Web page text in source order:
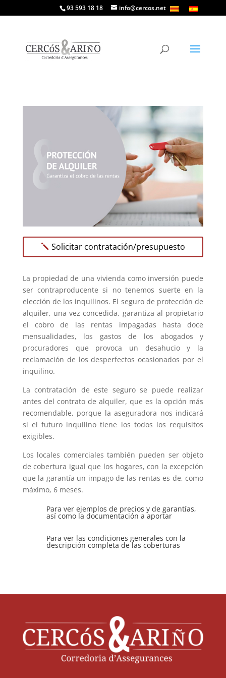
93 593 18 18 info@cercos.net
Protección alquiler
Solicitar contratación/presupuesto
La propiedad de una vivienda como inversión puede
ser contraproducente si no tenemos suerte en la
elección de los inquilinos. El seguro de protección de
alquiler, una vez concedida, garantiza al propietario
el cobro de las rentas impagadas hasta doce
mensualidades, los gastos de los abogados y
procuradores que provoca un desahucio y la
reclamación de los desperfectos ocasionados por el
inquilino.
La contratación de este seguro se puede realizar
antes del contrato de alquiler, que es la opción más
recomendable, porque la aseguradora nos indicará
si el futuro inquilino tiene los todos los requisitos
exigibles.
Los locales comerciales también pueden ser objeto
de cobertura igual que los hogares, con la excepción
que la garantía un impago de las rentas es de, como
máximo, 6 meses.
Para ver ejemplos de precios y de garantías,
así como la documentación a aportar
Para ver las condiciones generales con la
descripción completa de las coberturas